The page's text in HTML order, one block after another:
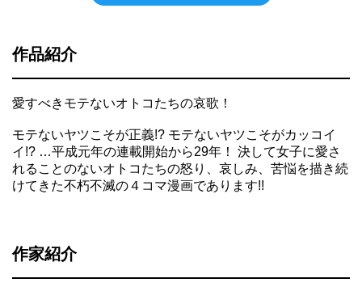
作家紹介
作品紹介
愛すべきモテないオトコたちの哀歌！
モテないヤツこそが正義!? モテないヤツこそがカッコイ
イ!? …平成元年の連載開始から29年！ 決して女子に愛さ
れることのないオトコたちの怒り、哀しみ、苦悩を描き続
けてきた不朽不滅の４コマ漫画であります!!